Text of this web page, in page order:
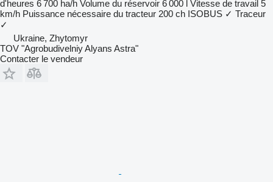
d'heures 6 700 ha/h Volume du réservoir 6 000 l Vitesse de travail 5
km/h Puissance nécessaire du tracteur 200 ch ISOBUS ✓ Traceur
✓
Ukraine, Zhytomyr
TOV "Agrobudivelniy Alyans Astra"
Contacter le vendeur